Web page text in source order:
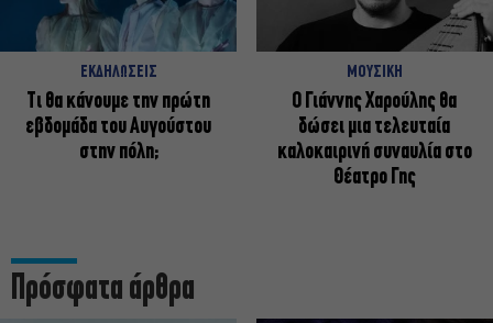
ΕΚΔΗΛΩΣΕΙΣ
Τι θα κάνουμε την πρώτη
εβδομάδα του Αυγούστου
στην πόλη;
ΜΟΥΣΙΚΗ
Ο Γιάννης Χαρούλης θα
δώσει μια τελευταία
καλοκαιρινή συναυλία στο
Θέατρο Γης
Πρόσφατα άρθρα